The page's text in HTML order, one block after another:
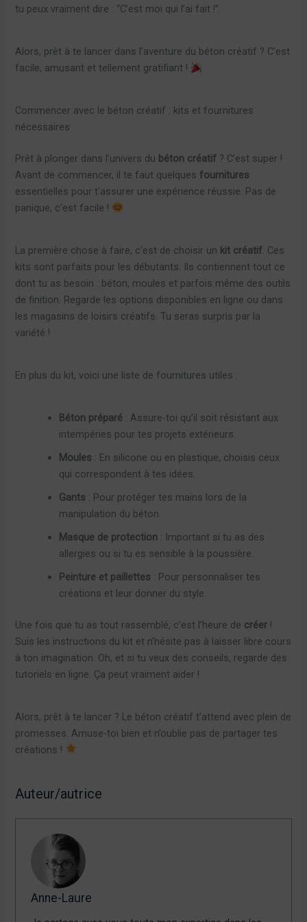
tu peux vraiment dire : “C’est moi qui l’ai fait !”.
Alors, prêt à te lancer dans l’aventure du béton créatif ? C’est
facile, amusant et tellement gratifiant !
Commencer avec le béton créatif : kits et fournitures
nécessaires
Prêt à plonger dans l’univers du béton créatif ? C’est super !
Avant de commencer, il te faut quelques fournitures
essentielles pour t’assurer une expérience réussie. Pas de
panique, c’est facile !
La première chose à faire, c’est de choisir un kit créatif. Ces
kits sont parfaits pour les débutants. Ils contiennent tout ce
dont tu as besoin : béton, moules et parfois même des outils
de finition. Regarde les options disponibles en ligne ou dans
les magasins de loisirs créatifs. Tu seras surpris par la
variété !
En plus du kit, voici une liste de fournitures utiles :
Béton préparé : Assure-toi qu’il soit résistant aux
intempéries pour tes projets extérieurs.
Moules : En silicone ou en plastique, choisis ceux
qui correspondent à tes idées.
Gants : Pour protéger tes mains lors de la
manipulation du béton.
Masque de protection : Important si tu as des
allergies ou si tu es sensible à la poussière.
Peinture et paillettes : Pour personnaliser tes
créations et leur donner du style.
Une fois que tu as tout rassemblé, c’est l’heure de créer !
Suis les instructions du kit et n’hésite pas à laisser libre cours
à ton imagination. Oh, et si tu veux des conseils, regarde des
tutoriels en ligne. Ça peut vraiment aider !
Alors, prêt à te lancer ? Le béton créatif t’attend avec plein de
promesses. Amuse-toi bien et n’oublie pas de partager tes
créations !
Auteur/autrice
Anne-Laure